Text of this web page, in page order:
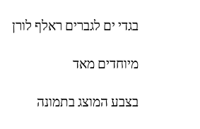
בגדי ים לגברים ראלף לורן
מיוחדים מאד
בצבע המוצג בתמונה